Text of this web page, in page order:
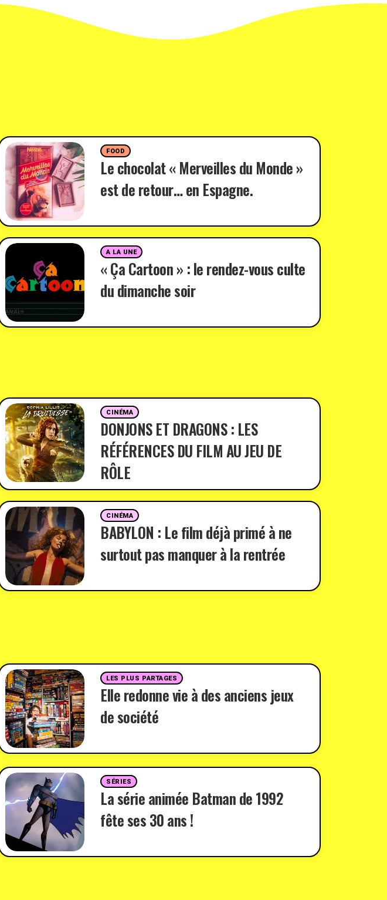
FOOD
Le chocolat « Merveilles du Monde »
est de retour… en Espagne.
A LA UNE
« Ça Cartoon » : le rendez-vous culte
du dimanche soir
CINÉMA
DONJONS ET DRAGONS : LES
RÉFÉRENCES DU FILM AU JEU DE
RÔLE
CINÉMA
BABYLON : Le film déjà primé à ne
surtout pas manquer à la rentrée
LES PLUS PARTAGES
Elle redonne vie à des anciens jeux
de société
SÉRIES
La série animée Batman de 1992
fête ses 30 ans !